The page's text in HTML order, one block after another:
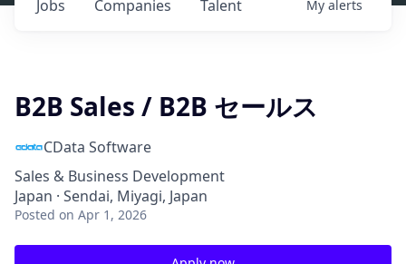
Jobs Companies Talent My alerts
B2B Sales / B2B セールス
CData Software
Sales & Business Development
Japan · Sendai, Miyagi, Japan
Posted on Apr 1, 2026